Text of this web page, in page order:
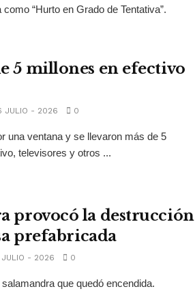
“Hurto en Grado de Tentativa”.
5 millones en efectivo
JULIO - 2026 0
una ventana y se llevaron más de 5
televisores y otros ...
provocó la destrucción
prefabricada
- 2026 0
que quedó encendida.